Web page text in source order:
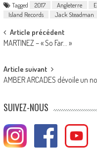
Tagged 2017 Angleterre
Island Records
Jack Steadman
Post
navigation
Article précédent
MARTINEZ – « So Far… »
Article suivant
AMBER ARCADES dévoile un
SUIVEZ-NOUS